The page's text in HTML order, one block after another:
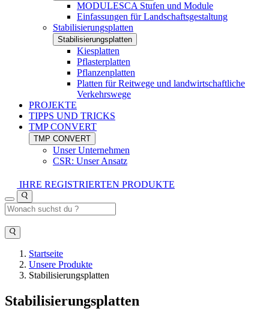
MODULESCA Stufen und Module
Einfassungen für Landschaftsgestaltung
Stabilisierungsplatten
Stabilisierungsplatten
Kiesplatten
Pflasterplatten
Pflanzenplatten
Platten für Reitwege und landwirtschaftliche
Verkehrswege
PROJEKTE
TIPPS UND TRICKS
TMP CONVERT
TMP CONVERT
Unser Unternehmen
CSR: Unser Ansatz
IHRE REGISTRIERTEN PRODUKTE
Startseite
Unsere Produkte
Stabilisierungsplatten
Stabilisierungsplatten